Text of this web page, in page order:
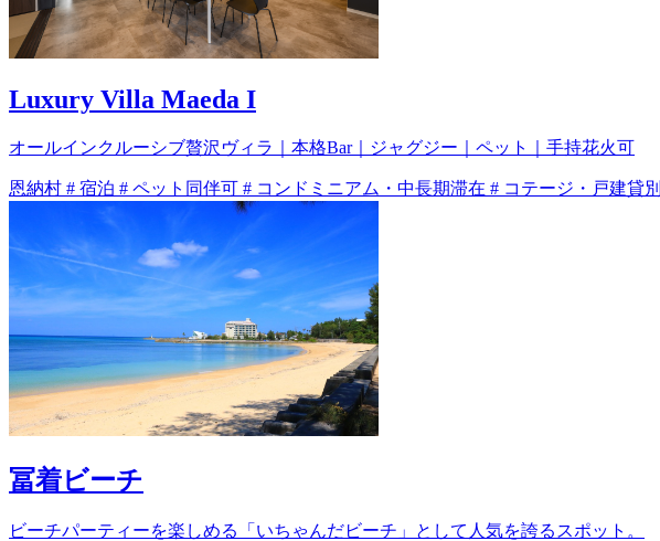
Luxury Villa Maeda I
オールインクルーシブ贅沢ヴィラ｜本格Bar｜ジャグジー｜ペット｜手持花火可
恩納村 # 宿泊 # ペット同伴可 # コンドミニアム・中長期滞在 # コテージ・戸建貸
冨着ビーチ
ビーチパーティーを楽しめる「いちゃんだビーチ」として人気を誇るスポット。